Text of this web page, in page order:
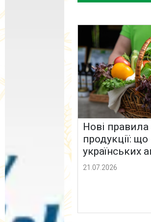
Нові правила
продукції:
українських
21.07.2026